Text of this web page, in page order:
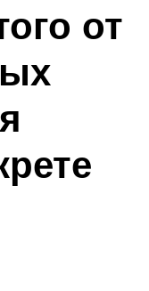
от